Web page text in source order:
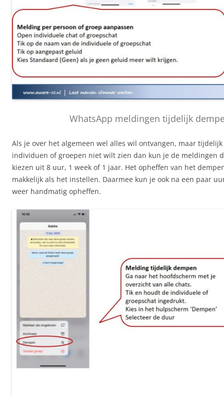
WhatsApp meldingen tijdelijk
Als je over het algemeen wel alles wil ontvangen, maar
individuen of groepen niet wilt zien dan kun je de meldingen
kiezen uit 8 uur, 1 week of 1 jaar. Het opheffen van het
makkelijk als het instellen. Daarmee kun je ook na een paar
weer handmatig opheffen.